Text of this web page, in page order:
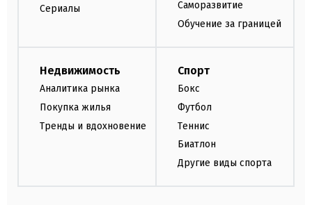
Сериалы
Саморазвитие
Обучение за границей
Недвижимость
Аналитика рынка
Покупка жилья
Тренды и вдохновение
Спорт
Бокс
Футбол
Теннис
Биатлон
Другие виды спорта